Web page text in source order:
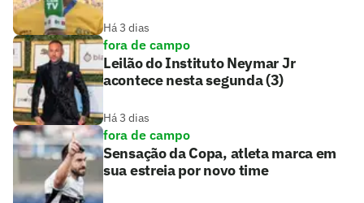
Há 3 dias
fora de campo
Leilão do Instituto Neymar Jr
acontece nesta segunda (3)
Há 3 dias
fora de campo
Sensação da Copa, atleta marca em
sua estreia por novo time